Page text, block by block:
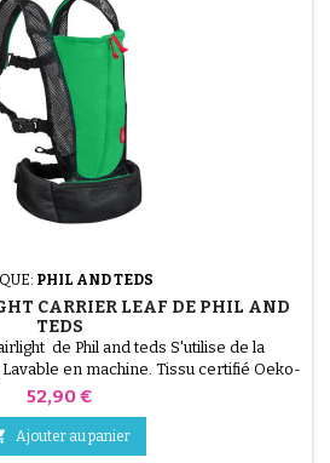
PHIL AND TEDS
CARRIER LEAF DE PHIL AND
TEDS
de Phil and teds S'utilise de la
Lavable en machine. Tissu certifié Oeko-
Tex.
Prix
52,90 €
Ajouter au panier